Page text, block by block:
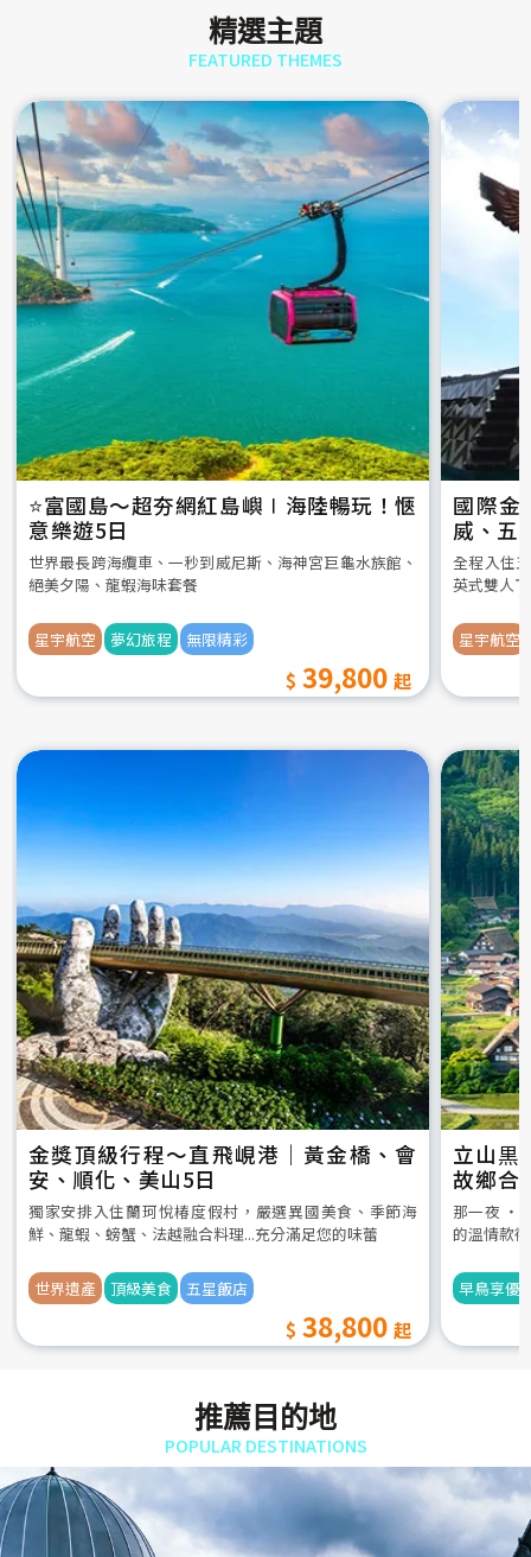
精選主題
FEATURED THEMES
⭐️富國島～超夯網紅島嶼∣海陸暢玩！愜
意樂遊5日
世界最長跨海纜車、一秒到威尼斯、海神宮巨龜水族館、
絕美夕陽、龍蝦海味套餐
星宇航空 夢幻旅程 無限精彩
39,800
國際金
威、五
全程入住
英式雙人
星宇航空
金獎頂級行程～直飛峴港｜黃金橋、會
安、順化、美山5日
獨家安排入住蘭珂悅椿度假村，嚴選異國美食、季節海
鮮、龍蝦、螃蟹、法越融合料理...充分滿足您的味蕾
世界遺產 頂級美食 五星飯店
38,800
立山黒
故鄉合
5日
那一夜 ‧
的溫情款
早鳥享優
推薦目的地
POPULAR DESTINATIONS